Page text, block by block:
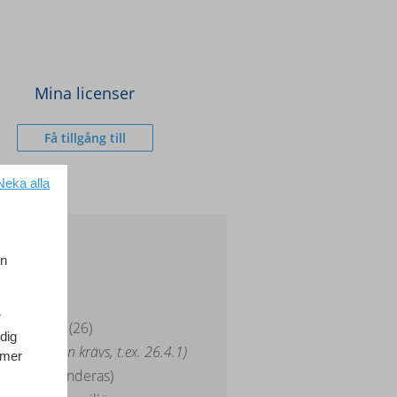
Mina licenser
Få tillgång till
Tahoe (26)
version krävs, t.ex. 26.4.1)
rekommenderas)
alla